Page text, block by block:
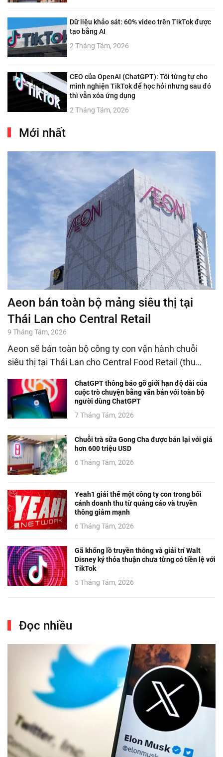
Dữ liệu khảo sát: 60% video trên TikTok được
tạo bằng AI
2 Tháng Tám, 2026
CEO của OpenAI (ChatGPT): Tôi từng tự cho
mình nghiện TikTok để học hỏi nhưng sau đó
thì vẫn xóa ứng dụng
2 Tháng Tám, 2026
Mới nhất
Aeon bán toàn bộ mảng siêu thị tại
Thái Lan cho Central Retail
9 Tháng Tám, 2026
Aeon sẽ bán toàn bộ công ty con vận hành chuỗi
siêu thị tại Thái Lan cho Central Food Retail (thu…
ChatGPT thông báo gỡ giới hạn độ dài của
cuộc trò chuyện bằng văn bản với toàn bộ
người dùng ChatGPT
7 Tháng Tám, 2026
Chuỗi trà sữa Gong Cha được bán lại với giá
hơn 600 triệu USD
6 Tháng Tám, 2026
Yeah1 giải thể một công ty con trong bối
cảnh doanh thu từ quảng cáo và truyền
thông giảm mạnh
6 Tháng Tám, 2026
Gã khổng lồ truyền thông và giải trí Walt
Disney ký thỏa thuận chưa từng có tiền lệ với
TikTok
5 Tháng Tám, 2026
Đọc nhiều